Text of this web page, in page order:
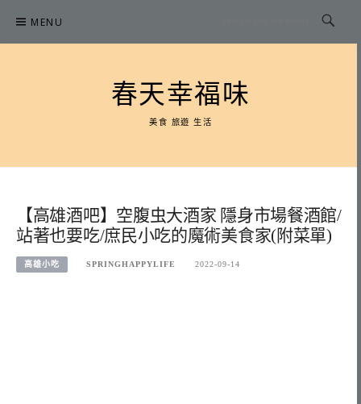
content
MENU
春天幸福味
美食 旅遊 生活
【高雄酒吧】空腹虫大酒家 隱身市場餐酒館/
站著也要吃/庶民小吃的魔術美食家(附菜單)
高雄小吃 SPRINGHAPPYLIFE 2022-09-14